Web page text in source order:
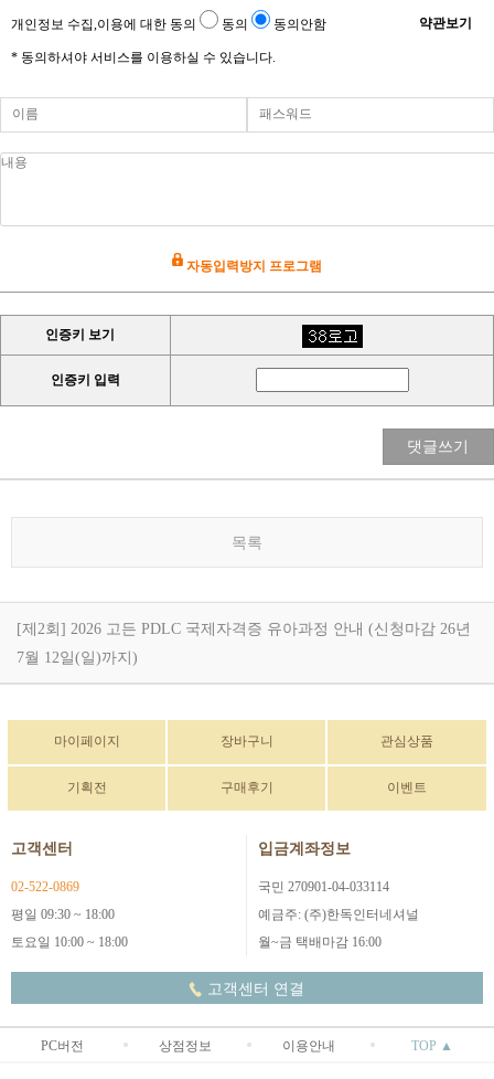
개인정보 수집,이용에 대한 동의 동의 동의안함 약관보기
* 동의하셔야 서비스를 이용하실 수 있습니다.
자동입력방지 프로그램
인증키 보기
인증키 입력
댓글쓰기
목록
[제2회] 2026 고든 PDLC 국제자격증 유아과정 안내 (신청마감 26년
7월 12일(일)까지)
마이페이지 장바구니 관심상품
기획전 구매후기 이벤트
고객센터
02-522-0869
평일 09:30 ~ 18:00
토요일 10:00 ~ 18:00
입금계좌정보
국민 270901-04-033114
예금주: (주)한독인터네셔널
월~금 택배마감 16:00
고객센터 연결
PC버전 상점정보 이용안내 TOP ▲